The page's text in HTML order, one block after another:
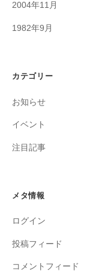
2004年11月
1982年9月
カテゴリー
お知らせ
イベント
注目記事
メタ情報
ログイン
投稿フィード
コメントフィード